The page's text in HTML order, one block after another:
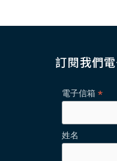
訂閱我們
電子信箱 *
姓名